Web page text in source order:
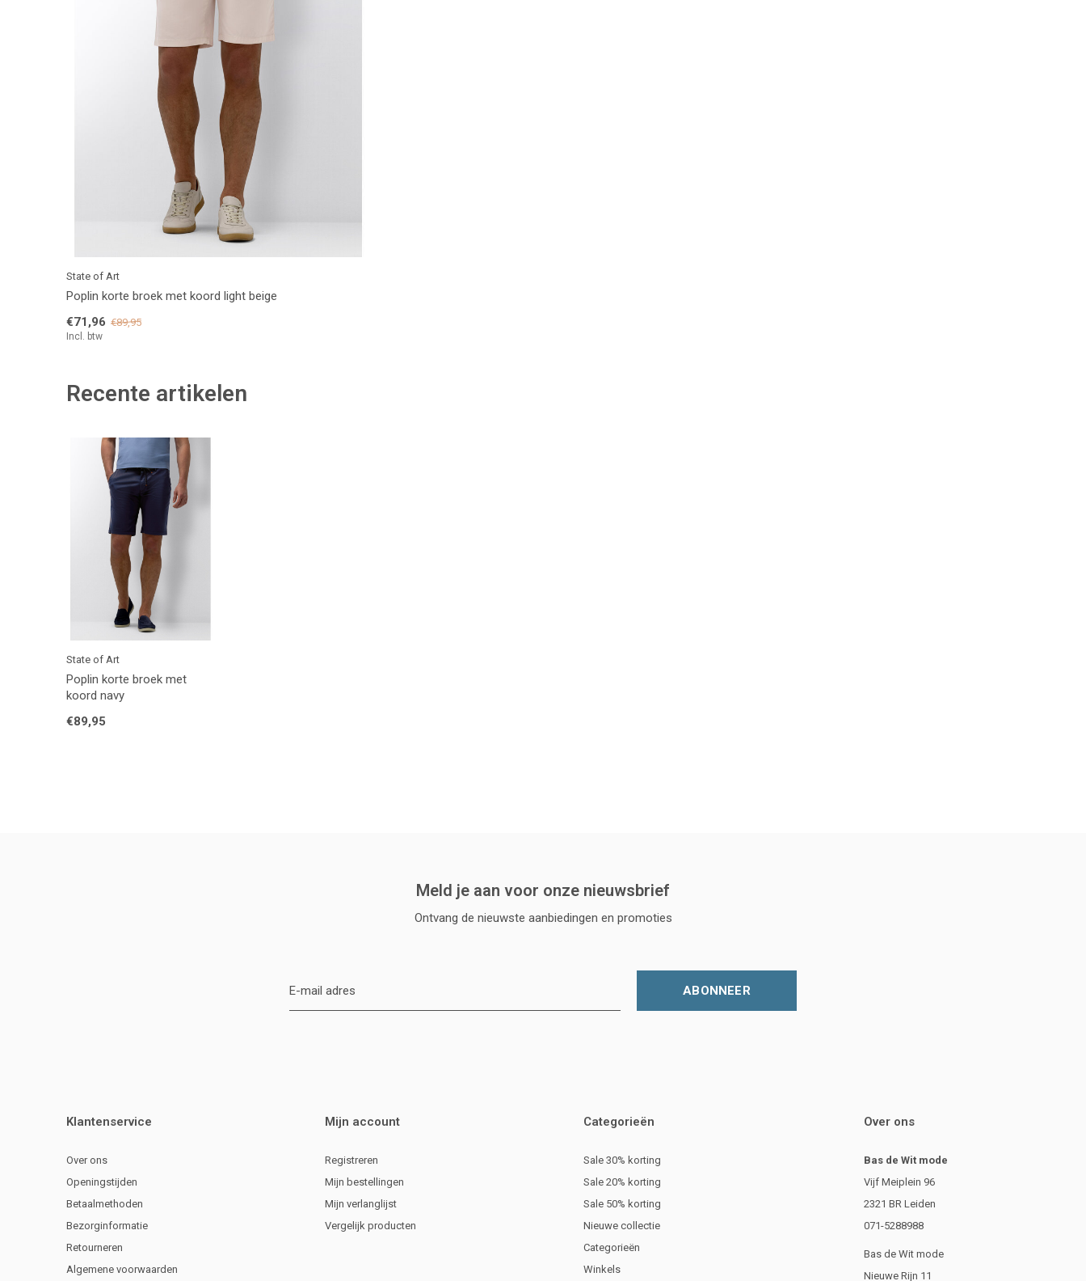
State of Art
Poplin korte broek met koord light beige
€71,96 €89,95
Incl. btw
Recente artikelen
State of Art
Poplin korte broek met
koord navy
€89,95
Meld je aan voor onze nieuwsbrief
Ontvang de nieuwste aanbiedingen en promoties
ABONNEER
Klantenservice
Over ons
Openingstijden
Betaalmethoden
Bezorginformatie
Retourneren
Algemene voorwaarden
Mijn account
Registreren
Mijn bestellingen
Mijn verlanglijst
Vergelijk producten
Categorieën
Sale 30% korting
Sale 20% korting
Sale 50% korting
Nieuwe collectie
Categorieën
Winkels
Over ons
Bas de Wit mode
Vijf Meiplein 96
2321 BR Leiden
071-5288988
Bas de Wit mode
Nieuwe Rijn 11